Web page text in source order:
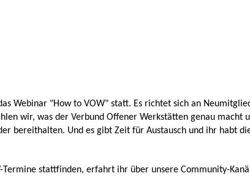
Webinar "How to VOW" statt. Es richtet sich an
wir, was der Verbund Offener Werkstätten genau macht
bereithalten. Und es gibt Zeit für Austausch und ihr habt
Termine stattfinden, erfahrt ihr über unsere Community-